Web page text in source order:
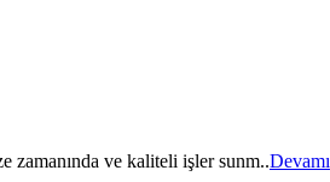
zamanında ve kaliteli işler sunm..Devamı